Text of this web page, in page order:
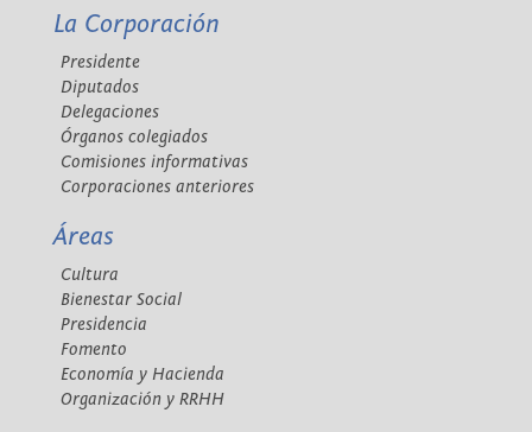
La Corporación
Presidente
Diputados
Delegaciones
Órganos colegiados
Comisiones informativas
Corporaciones anteriores
Áreas
Cultura
Bienestar Social
Presidencia
Fomento
Economía y Hacienda
Organización y RRHH